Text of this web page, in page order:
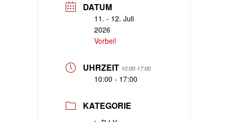
DATUM
11. - 12. Juli
2026
Vorbei!
UHRZEIT 10:00-17:00
10:00 - 17:00
KATEGORIE